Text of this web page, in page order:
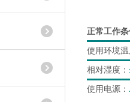
正常工作条
使用环境
相对湿度：
使用电源：